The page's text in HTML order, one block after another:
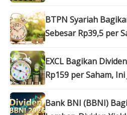
BTPN Syariah
Sebesar Rp39,5 per
EXCL Bagikan
Rp159 per Saham,
Bank BNI (BBNI)